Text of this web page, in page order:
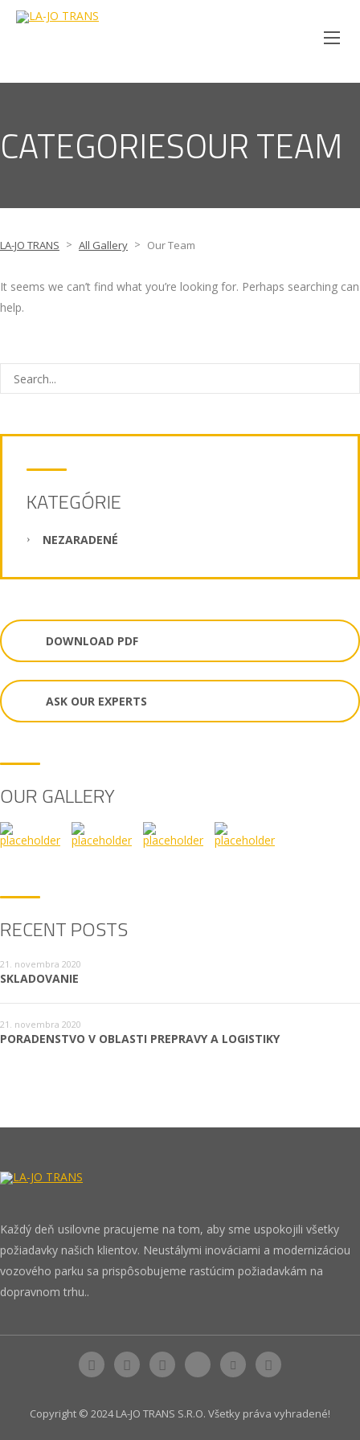
CATEGORIESOUR TEAM
LA-JO TRANS > All Gallery > Our Team
It seems we can’t find what you’re looking for. Perhaps searching can
help.
KATEGÓRIE
NEZARADENÉ
DOWNLOAD PDF
ASK OUR EXPERTS
OUR GALLERY
RECENT POSTS
21. novembra 2020
SKLADOVANIE
21. novembra 2020
PORADENSTVO V OBLASTI PREPRAVY A LOGISTIKY
Každý deň usilovne pracujeme na tom, aby sme uspokojili všetky
požiadavky našich klientov. Neustálymi inováciami a modernizáciou
vozového parku sa prispôsobujeme rastúcim požiadavkám na
dopravnom trhu..
Copyright © 2024 LA-JO TRANS S.R.O. Všetky práva vyhradené!